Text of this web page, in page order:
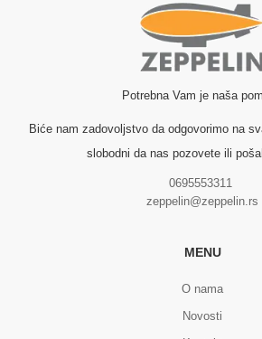
Potrebna Vam je naša
Biće nam zadovoljstvo da odgovorimo na
slobodni da nas pozovete ili
0695553311
zeppelin@zeppelin.rs
MENU
O nama
Novosti